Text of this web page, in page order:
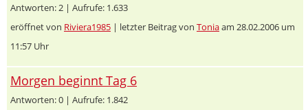
Antworten: 2 | Aufrufe: 1.633
eröffnet von Riviera1985 | letzter Beitrag von Toniaam 28.02.2006 um
11:57 Uhr
Morgen beginnt Tag 6
Antworten: 0 | Aufrufe: 1.842